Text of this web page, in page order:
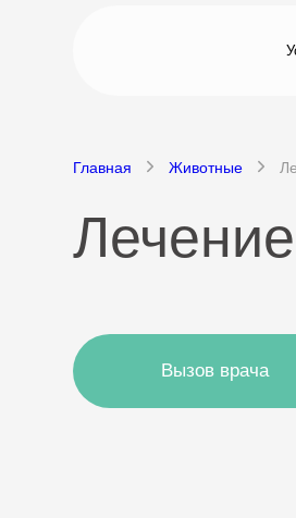
Главная Животные
Вызов врача